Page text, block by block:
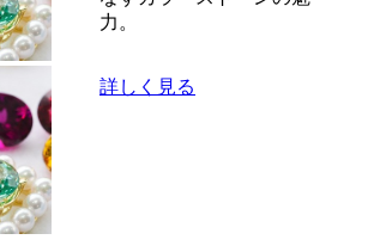
力。
詳しく見る